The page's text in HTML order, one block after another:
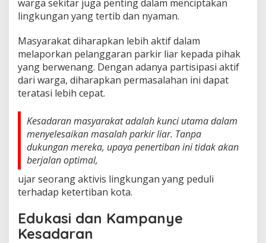
warga sekitar juga penting dalam menciptakan
lingkungan yang tertib dan nyaman.
Masyarakat diharapkan lebih aktif dalam
melaporkan pelanggaran parkir liar kepada pihak
yang berwenang. Dengan adanya partisipasi aktif
dari warga, diharapkan permasalahan ini dapat
teratasi lebih cepat.
Kesadaran masyarakat adalah kunci utama dalam
menyelesaikan masalah parkir liar. Tanpa
dukungan mereka, upaya penertiban ini tidak akan
berjalan optimal,
ujar seorang aktivis lingkungan yang peduli
terhadap ketertiban kota.
Edukasi dan Kampanye
Kesadaran